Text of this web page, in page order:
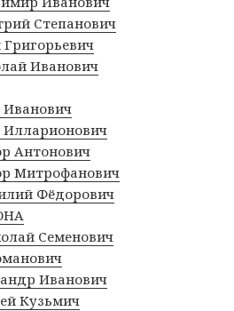
Степанович
Иванович
Антонович
Митрофанович
Фёдорович
Семенович
Иванович
Кузьмич